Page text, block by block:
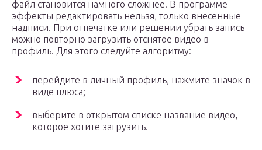
файл становится намного сложнее. В программе
эффекты редактировать нельзя, только внесенные
надписи. При отпечатке или решении убрать запись
можно повторно загрузить отснятое видео в
профиль. Для этого следуйте алгоритму:
перейдите в личный профиль, нажмите значок в
виде плюса;
выберите в открытом списке название видео,
которое хотите загрузить.